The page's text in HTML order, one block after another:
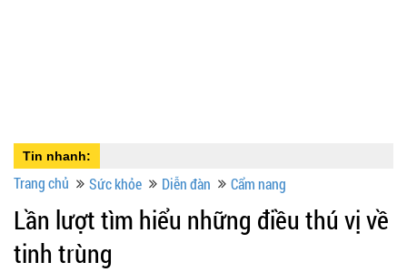
Tin nhanh:
Trang chủ Sức khỏe Diễn đàn Cẩm nang
Lần lượt tìm hiểu những điều thú vị về
tinh trùng